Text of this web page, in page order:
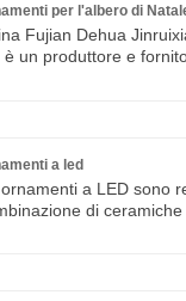
per l'albero di
Fujian Dehua
è un produttore e
a led
a LED sono
di ceramiche